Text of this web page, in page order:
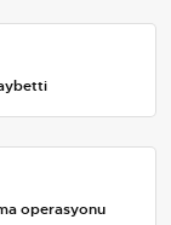
operasyonu